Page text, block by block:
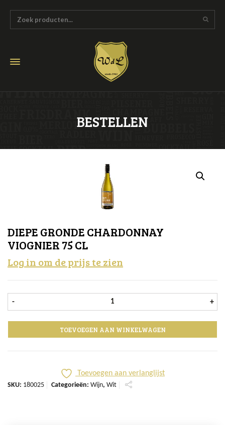
BESTELLEN
DIEPE GRONDE CHARDONNAY
VIOGNIER 75 CL
Log in om de prijs te zien
- Diepe Gronde Chardonnay +
TOEVOEGEN AAN WINKELWAGEN
Toevoegen aan verlanglijst
SKU: 180025 Categorieën: Wijn, Wit